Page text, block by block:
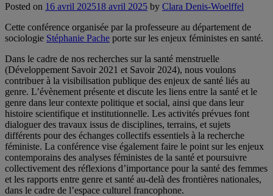
Posted on 16 avril 202518 avril 2025 by Clara Denis-Woelffel
Cette conférence organisée par la professeure au département de
sociologie Stéphanie Pache porte sur les enjeux féministes en santé.
Dans le cadre de nos recherches sur la santé menstruelle
(Développement Savoir 2021 et Savoir 2024), nous voulons
contribuer à la visibilisation publique des enjeux de santé liés au
genre. L’évènement présente et discute les liens entre la santé et le
genre dans leur contexte politique et social, ainsi que dans leur
histoire scientifique et institutionnelle. Les activités prévues font
dialoguer des travaux issus de disciplines, terrains, et sujets
différents pour des échanges collectifs essentiels à la recherche
féministe. La conférence vise également faire le point sur les enjeux
contemporains des analyses féministes de la santé et poursuivre
collectivement des réflexions d’importance pour la santé des femmes
et les rapports entre genre et santé au-delà des frontières nationales,
dans le cadre de l’espace culturel francophone.